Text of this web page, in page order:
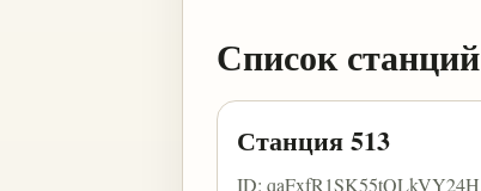
Список станций
Станция 513
ID: qaFxfR1SK55tQLkVY24H